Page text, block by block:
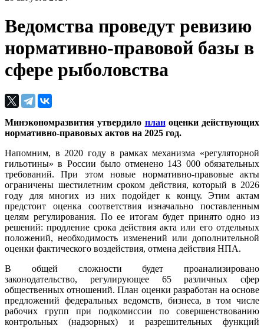
Ведомства проведут ревизию
нормативно-правовой базы в
сфере рыболовства
Минэкономразвития утвердило планоценки действующих
нормативно-правовых актов на 2025 год.
Напомним, в 2020 году в рамках механизма «регуляторной
гильотины» в России было отменено 143 000 обязательных
требований. При этом новые нормативно-правовые акты
ограничены шестилетним сроком действия, который в 2026
году для многих из них подойдет к концу. Этим актам
предстоит оценка соответствия изначально поставленным
целям регулирования. По ее итогам будет принято одно из
решений: продление срока действия акта или его отдельных
положений, необходимость изменений или дополнительной
оценки фактического воздействия, отмена действия НПА.
В общей сложности будет проанализировано
законодательство, регулирующее 65 различных сфер
общественных отношений. План оценки разработан на основе
предложений федеральных ведомств, бизнеса, в том числе
рабочих групп при подкомиссии по совершенствованию
контрольных (надзорных) и разрешительных функций